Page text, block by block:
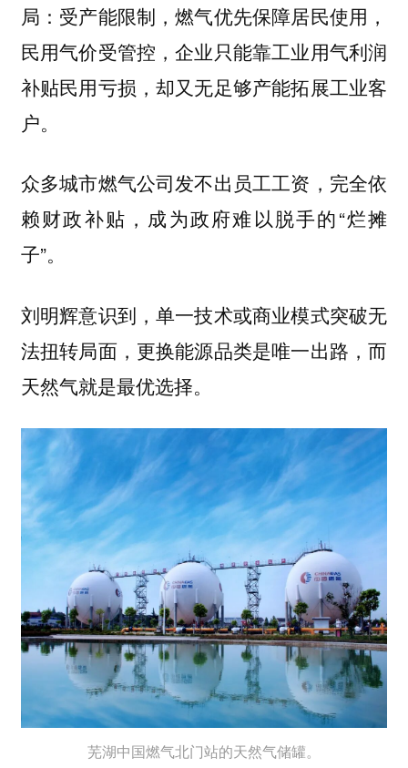
局：受产能限制，燃气优先保障居民使用，
民用气价受管控，企业只能靠工业用气利润
补贴民用亏损，却又无足够产能拓展工业客
户。
众多城市燃气公司发不出员工工资，完全依
赖财政补贴，成为政府难以脱手的“烂摊
子”。
刘明辉意识到，单一技术或商业模式突破无
法扭转局面，更换能源品类是唯一出路，而
天然气就是最优选择。
芜湖中国燃气北门站的天然气储罐。